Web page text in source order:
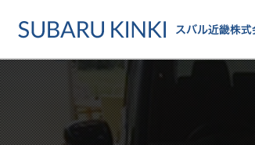
店舗情報
地域でさが
カーラ
カーライ
メンテ
メンテナ